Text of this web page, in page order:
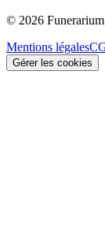
© 2026
Mentions légales
Gérer les cookies